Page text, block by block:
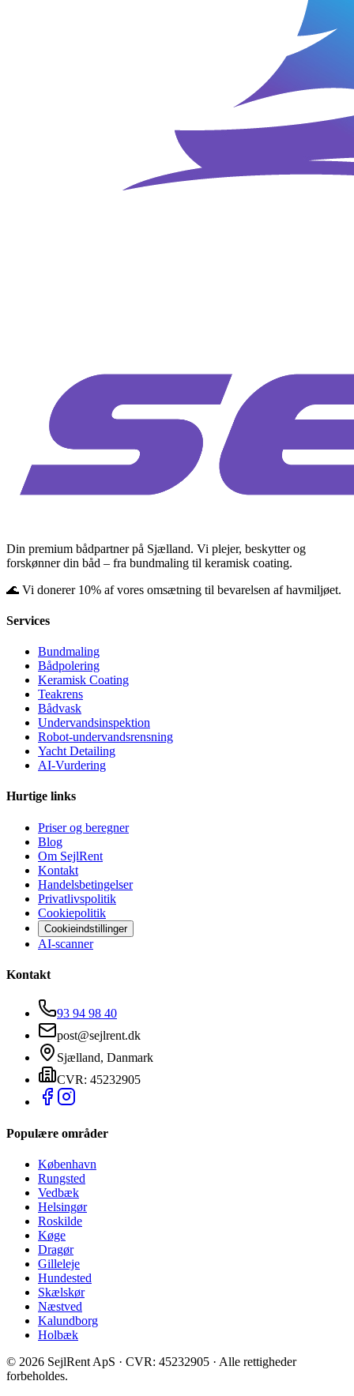
Din premium bådpartner på Sjælland. Vi plejer, beskytter og
forskønner din båd – fra bundmaling til keramisk coating.
🌊 Vi donerer 10% af vores omsætning til bevarelsen af havmiljøet.
Services
Bundmaling
Bådpolering
Keramisk Coating
Teakrens
Bådvask
Undervandsinspektion
Robot-undervandsrensning
Yacht Detailing
AI-Vurdering
Hurtige links
Priser og beregner
Blog
Om SejlRent
Kontakt
Handelsbetingelser
Privatlivspolitik
Cookiepolitik
Cookieindstillinger
AI-scanner
Kontakt
93 94 98 40
post@sejlrent.dk
Sjælland, Danmark
CVR: 45232905
Populære områder
København
Rungsted
Vedbæk
Helsingør
Roskilde
Køge
Dragør
Gilleleje
Hundested
Skælskør
Næstved
Kalundborg
Holbæk
© 2026 SejlRent ApS · CVR: 45232905 · Alle rettigheder
forbeholdes.